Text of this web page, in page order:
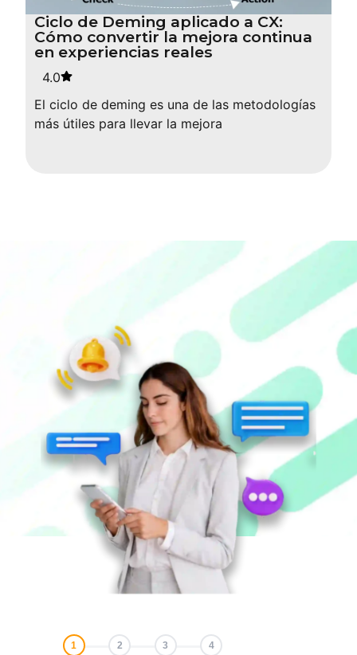
Ciclo de Deming aplicado a CX:
Cómo convertir la mejora continua
en experiencias reales
4.0
El ciclo de deming es una de las metodologías
más útiles para llevar la mejora
1
2
3
4